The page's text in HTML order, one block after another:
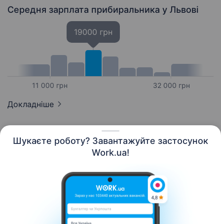
Шукаєте роботу? Завантажуйте застосунок
Work.ua!
Середня зарплата прибиральника у Львові
11 000 грн
19000 грн
32 000 грн
Докладніше